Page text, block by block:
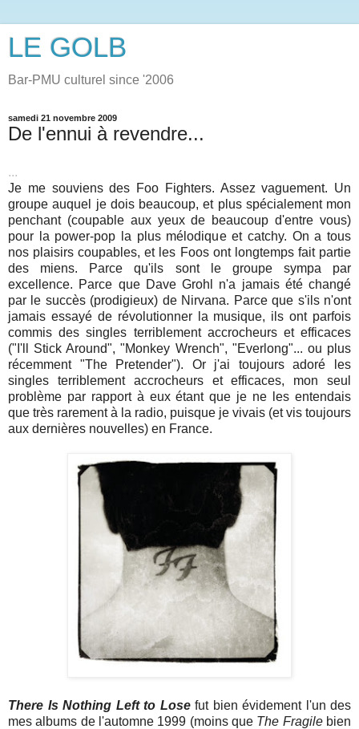
LE GOLB
Bar-PMU culturel since '2006
samedi 21 novembre 2009
De l'ennui à revendre...
...
Je me souviens des Foo Fighters. Assez vaguement. Un
groupe auquel je dois beaucoup, et plus spécialement mon
penchant (coupable aux yeux de beaucoup d'entre vous)
pour la power-pop la plus mélodique et catchy. On a tous
nos plaisirs coupables, et les Foos ont longtemps fait partie
des miens. Parce qu'ils sont le groupe sympa par
excellence. Parce que Dave Grohl n'a jamais été changé
par le succès (prodigieux) de Nirvana. Parce que s'ils n'ont
jamais essayé de révolutionner la musique, ils ont parfois
commis des singles terriblement accrocheurs et efficaces
("I'll Stick Around", "Monkey Wrench", "Everlong"... ou plus
récemment "The Pretender"). Or j'ai toujours adoré les
singles terriblement accrocheurs et efficaces, mon seul
problème par rapport à eux étant que je ne les entendais
que très rarement à la radio, puisque je vivais (et vis toujours
aux dernières nouvelles) en France.
There Is Nothing Left to Lose fut bien évidement l'un des
mes albums de l'automne 1999 (moins que The Fragilebien